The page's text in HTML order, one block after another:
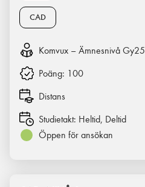
CAD
Komvux – Ämnesnivå Gy25
Poäng: 100
Distans
Studietakt: Heltid, Deltid
Öppen för ansökan